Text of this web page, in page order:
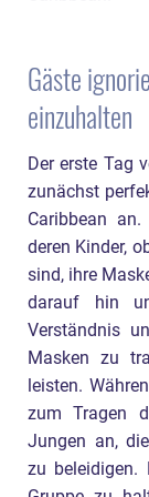
Gäste
einzuhalten
Der erste Tag
zunächst
Caribbean
deren Kinder,
sind, ihre
darauf hin
Verständnis
Masken zu
leisten.
zum Tragen
Jungen an,
zu beleidigen.